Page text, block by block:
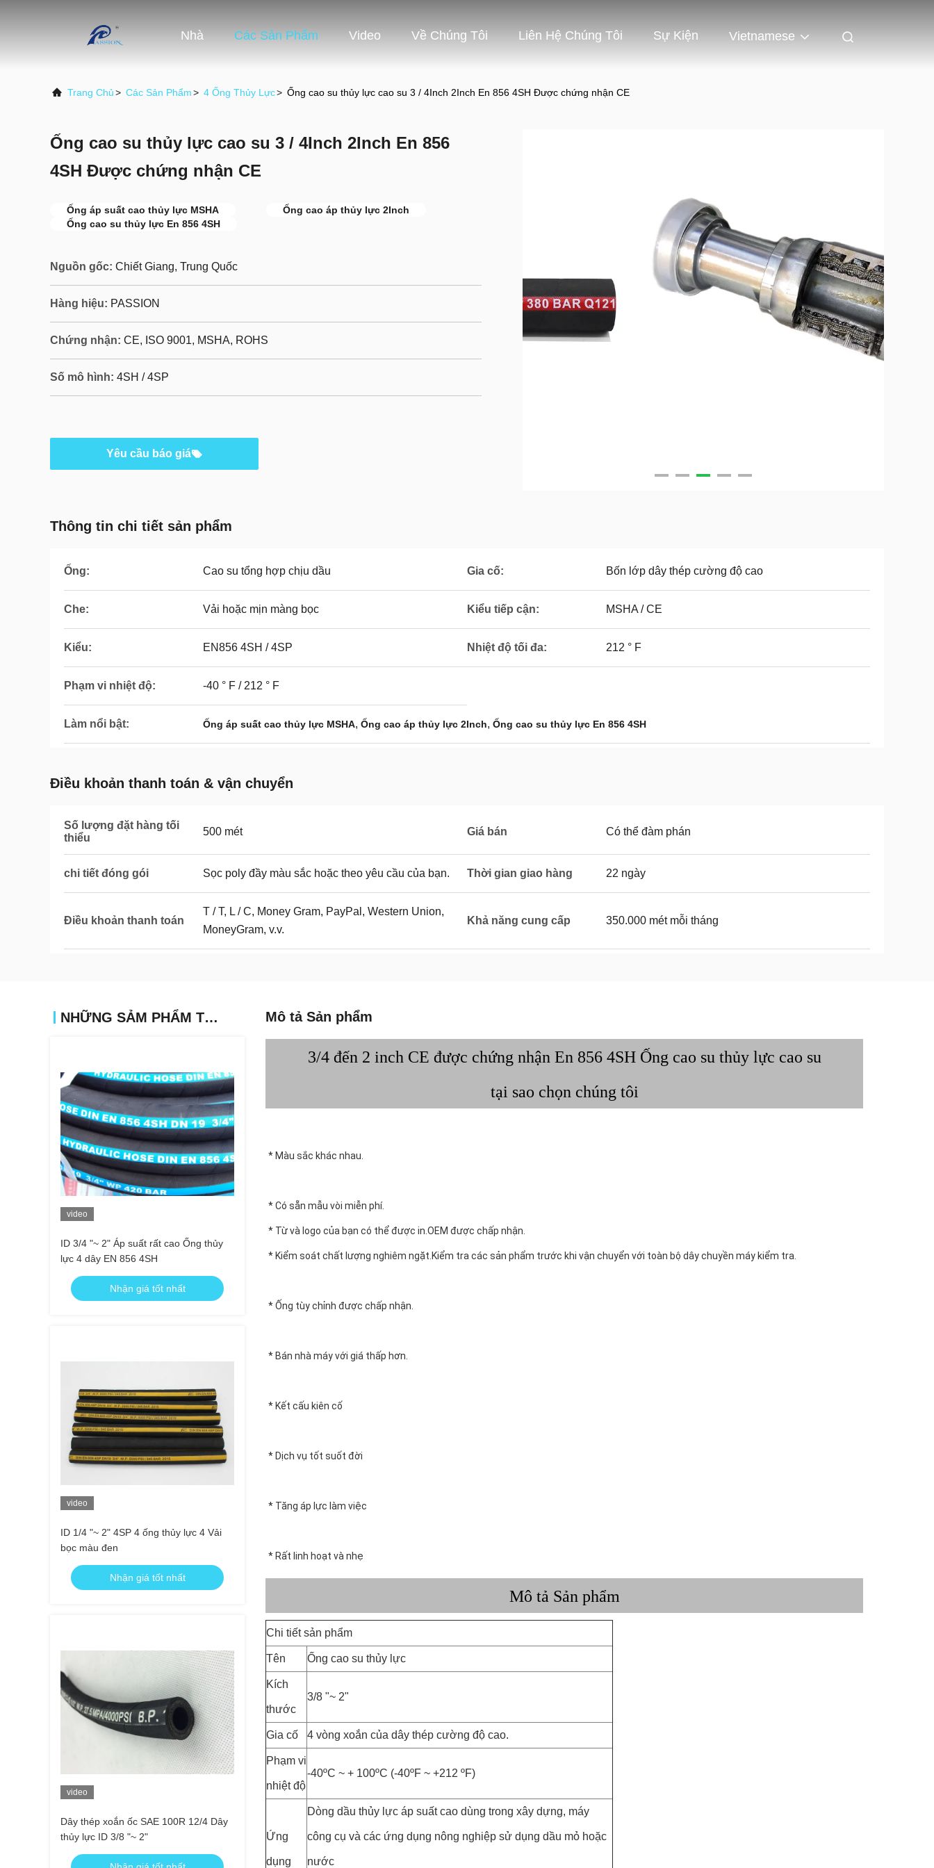
Nhà Các Sản Phẩm Video Về Chúng Tôi Liên Hệ Chúng Tôi Sự Kiện Vietnamese
Trang Chủ> Các Sản Phẩm> 4 Ống Thủy Lực> Ống cao su thủy lực cao su 3 / 4Inch 2Inch En 856 4SH Được chứng nhận CE
Ống cao su thủy lực cao su 3 / 4Inch 2Inch En 856
4SH Được chứng nhận CE
Ống áp suất cao thủy lực MSHA
Ống cao áp thủy lực 2Inch
Ống cao su thủy lực En 856 4SH
Nguồn gốc: Chiết Giang, Trung Quốc
Hàng hiệu: PASSION
Chứng nhận: CE, ISO 9001, MSHA, ROHS
Số mô hình: 4SH / 4SP
Yêu cầu báo giá
Thông tin chi tiết sản phẩm
Ống: Cao su tổng hợp chịu dầu Gia cố: Bốn lớp dây thép cường độ cao
Che: Vải hoặc mịn màng bọc Kiểu tiếp cận: MSHA / CE
Kiểu: EN856 4SH / 4SP Nhiệt độ tối đa: 212 ° F
Phạm vi nhiệt độ: -40 ° F / 212 ° F
Làm nổi bật: Ống áp suất cao thủy lực MSHA, Ống cao áp thủy lực 2Inch, Ống cao su thủy lực En 856 4SH
Điều khoản thanh toán & vận chuyển
Số lượng đặt hàng tối
thiểu
500 mét Giá bán Có thể đàm phán
chi tiết đóng gói Sọc poly đầy màu sắc hoặc theo yêu cầu của bạn. Thời gian giao hàng 22 ngày
Điều khoản thanh toán
T / T, L / C, Money Gram, PayPal, Western Union,
MoneyGram, v.v.
Khả năng cung cấp 350.000 mét mỗi tháng
NHỮNG SẢM PHẨM TƯƠNG TỰ
video
ID 3/4 "~ 2" Áp suất rất cao Ống thủy
lực 4 dây EN 856 4SH
Nhận giá tốt nhất
video
ID 1/4 "~ 2" 4SP 4 ống thủy lực 4 Vải
bọc màu đen
Nhận giá tốt nhất
video
Dây thép xoắn ốc SAE 100R 12/4 Dây
thủy lực ID 3/8 "~ 2"
Mô tả Sản phẩm
3/4 đến 2 inch CE được chứng nhận En 856 4SH Ống cao su thủy lực cao su
tại sao chọn chúng tôi
* Màu sắc khác nhau.
* Có sẵn mẫu vòi miễn phí.
* Từ và logo của bạn có thể được in.OEM được chấp nhận.
* Kiểm soát chất lượng nghiêm ngặt.Kiểm tra các sản phẩm trước khi vận chuyển với toàn bộ dây chuyền máy kiểm tra.
* Ống tùy chỉnh được chấp nhận.
* Bán nhà máy với giá thấp hơn.
* Kết cấu kiên cố
* Dịch vụ tốt suốt đời
* Tăng áp lực làm việc
* Rất linh hoạt và nhẹ
Mô tả Sản phẩm
Chi tiết sản phẩm
Tên Ống cao su thủy lực
Kích
thước
3/8 "~ 2"
Gia cố 4 vòng xoắn của dây thép cường độ cao.
Phạm vi
nhiệt độ
-40ºC ~ + 100ºC (-40ºF ~ +212 ºF)
Ứng
dụng
Dòng dầu thủy lực áp suất cao dùng trong xây dựng, máy
công cụ và các ứng dụng nông nghiệp sử dụng dầu mỏ hoặc
nước